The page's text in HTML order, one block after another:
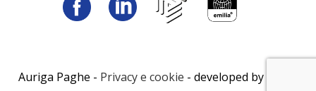
Auriga Paghe - Privacy e cookie - developed by